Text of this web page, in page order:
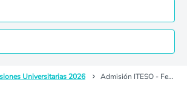
Universitarias 2026 Admisión ITESO - Fechas clave